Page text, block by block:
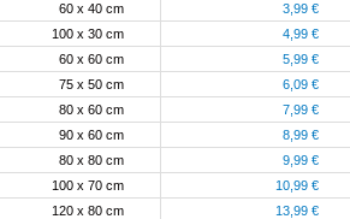
60 x 40 cm
3,99 €
100 x 30 cm
4,99 €
60 x 60 cm
5,99 €
75 x 50 cm
6,09 €
80 x 60 cm
7,99 €
90 x 60 cm
8,99 €
80 x 80 cm
9,99 €
100 x 70 cm
10,99 €
120 x 80 cm
13,99 €